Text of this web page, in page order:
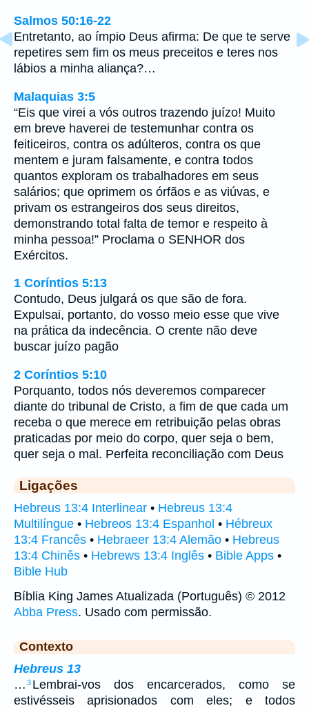
Salmos 50:16-22
Entretanto, ao ímpio Deus afirma: De que te serve
repetires sem fim os meus preceitos e teres nos
lábios a minha aliança?…
Malaquias 3:5
“Eis que virei a vós outros trazendo juízo! Muito
em breve haverei de testemunhar contra os
feiticeiros, contra os adúlteros, contra os que
mentem e juram falsamente, e contra todos
quantos exploram os trabalhadores em seus
salários; que oprimem os órfãos e as viúvas, e
privam os estrangeiros dos seus direitos,
demonstrando total falta de temor e respeito à
minha pessoa!” Proclama o SENHOR dos
Exércitos.
1 Coríntios 5:13
Contudo, Deus julgará os que são de fora.
Expulsai, portanto, do vosso meio esse que vive
na prática da indecência. O crente não deve
buscar juízo pagão
2 Coríntios 5:10
Porquanto, todos nós deveremos comparecer
diante do tribunal de Cristo, a fim de que cada um
receba o que merece em retribuição pelas obras
praticadas por meio do corpo, quer seja o bem,
quer seja o mal. Perfeita reconciliação com Deus
Ligações
Hebreus 13:4 Interlinear • Hebreus 13:4
Multilíngue • Hebreos 13:4 Espanhol • Hébreux
13:4 Francês • Hebraeer 13:4 Alemão • Hebreus
13:4 Chinês • Hebrews 13:4 Inglês • Bible Apps •
Bible Hub
Bíblia King James Atualizada (Português) © 2012
Abba Press. Usado com permissão.
Contexto
Hebreus 13
… 3 Lembrai-vos dos encarcerados, como se
estivésseis aprisionados com eles; e todos